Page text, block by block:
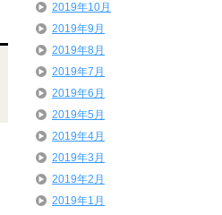
2019年10月
2019年9月
2019年8月
2019年7月
2019年6月
2019年5月
2019年4月
2019年3月
2019年2月
2019年1月